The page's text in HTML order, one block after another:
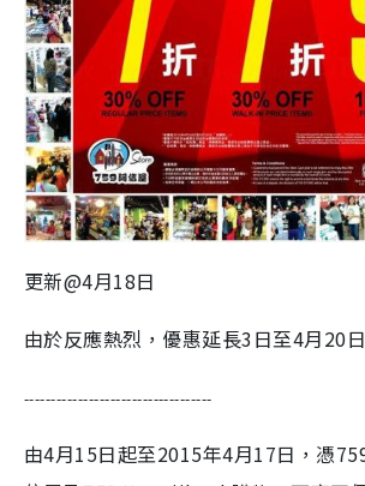
更新@4月18日
由於反應熱烈，優惠延長3日至4月20
-----------------------------------
由4月15日起至2015年4月17日，憑